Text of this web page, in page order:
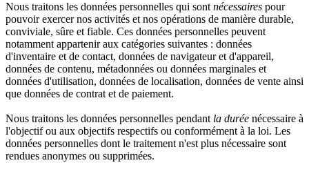
Nous traitons les données personnelles qui sont nécessaires pour
pouvoir exercer nos activités et nos opérations de manière durable,
conviviale, sûre et fiable. Ces données personnelles peuvent
notamment appartenir aux catégories suivantes : données
d'inventaire et de contact, données de navigateur et d'appareil,
données de contenu, métadonnées ou données marginales et
données d'utilisation, données de localisation, données de vente ainsi
que données de contrat et de paiement.
Nous traitons les données personnelles pendant la durée nécessaire à
l'objectif ou aux objectifs respectifs ou conformément à la loi. Les
données personnelles dont le traitement n'est plus nécessaire sont
rendues anonymes ou supprimées.